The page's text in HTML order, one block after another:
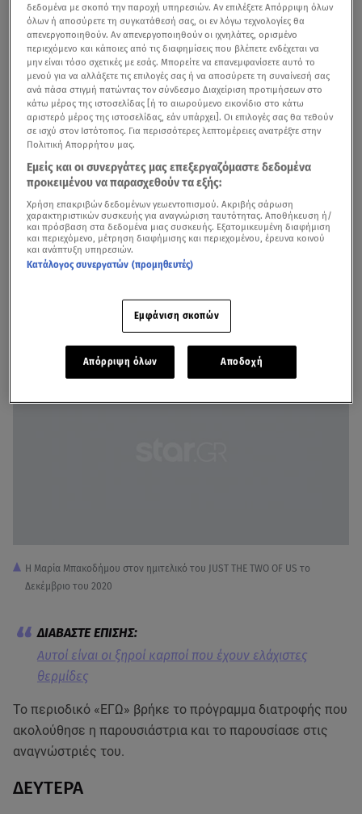
Εφτά ολόκληρα κιλά κατάφερε να χάσει η Μαρία
Η Μαρία Μπακοδήμου στον ημιτελικό του JUST THE TWO OF US το
Δεκέμβριο του 2020
Aυτοί είναι οι ξηροί καρποί που έχουν ελάχιστες
θερμίδες
Το περιοδικό «ΕΓΩ» βρήκε το πρόγραμμα διατροφής που
ακολούθησε η παρουσιάστρια και το παρουσίασε στις
αναγνώστριές του.
ΔΕΥΤΕΡΑ
δεδομένα με σκοπό την παροχή υπηρεσιών. Αν επιλέξετε Απόρριψη όλων
όλων ή αποσύρετε τη συγκατάθεσή σας, οι εν λόγω τεχνολογίες θα
απενεργοποιηθούν. Αν απενεργοποιηθούν οι ιχνηλάτες, ορισμένο
περιεχόμενο και κάποιες από τις διαφημίσεις που βλέπετε ενδέχεται να
μην είναι τόσο σχετικές με εσάς. Μπορείτε να επανεμφανίσετε αυτό το
μενού για να αλλάξετε τις επιλογές σας ή να αποσύρετε τη συναίνεσή σας
ανά πάσα στιγμή πατώντας τον σύνδεσμο Διαχείριση προτιμήσεων στο
κάτω μέρος της ιστοσελίδας [ή το αιωρούμενο εικονίδιο στο κάτω
αριστερό μέρος της ιστοσελίδας, εάν υπάρχει]. Οι επιλογές σας θα τεθούν
σε ισχύ στον Ιστότοπος. Για περισσότερες λεπτομέρειες ανατρέξτε στην
Πολιτική Απορρήτου μας.
Εμείς και οι συνεργάτες μας επεξεργαζόμαστε δεδομένα
προκειμένου να παρασχεθούν τα εξής:
Χρήση επακριβών δεδομένων γεωεντοπισμού. Ακριβής σάρωση
χαρακτηριστικών συσκευής για αναγνώριση ταυτότητας. Αποθήκευση ή/
και πρόσβαση στα δεδομένα μιας συσκευής. Εξατομικευμένη διαφήμιση
και περιεχόμενο, μέτρηση διαφήμισης και περιεχομένου, έρευνα κοινού
και ανάπτυξη υπηρεσιών.
Κατάλογος συνεργατών (προμηθευτές)
Εμφάνιση σκοπών
Απόρριψη όλων Αποδοχή